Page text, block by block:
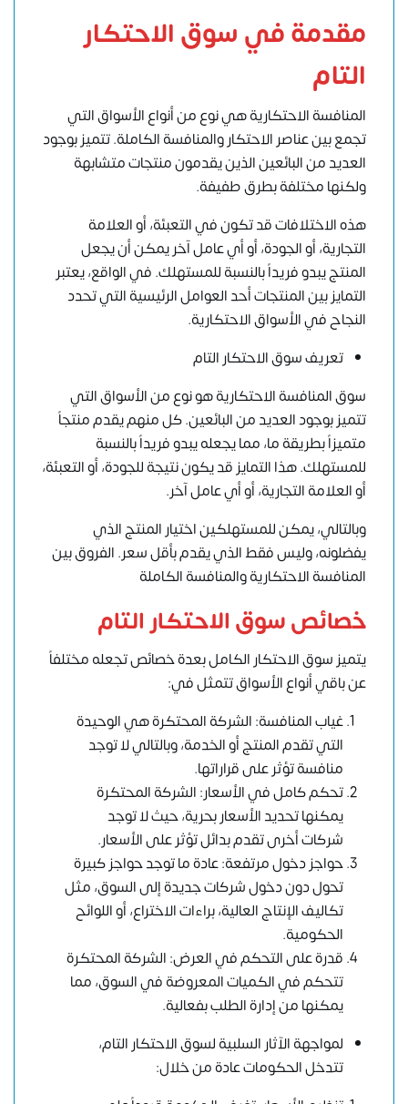
مقدمة في سوق الاحتكار
التام
المنافسة الاحتكارية هي نوع من أنواع الأسواق التي
تجمع بين عناصر الاحتكار والمنافسة الكاملة. تتميز بوجود
العديد من البائعين الذين يقدمون منتجات متشابهة
ولكنها مختلفة بطرق طفيفة.
هذه الاختلافات قد تكون في التعبئة، أو العلامة
التجارية، أو الجودة، أو أي عامل آخر يمكن أن يجعل
المنتج يبدو فريداً بالنسبة للمستهلك. في الواقع، يعتبر
التمايز بين المنتجات أحد العوامل الرئيسية التي تحدد
النجاح في الأسواق الاحتكارية.
تعريف سوق الاحتكار التام
سوق المنافسة الاحتكارية هو نوع من الأسواق التي
تتميز بوجود العديد من البائعين. كل منهم يقدم منتجاً
متميزاً بطريقة ما، مما يجعله يبدو فريداً بالنسبة
للمستهلك. هذا التمايز قد يكون نتيجة للجودة، أو التعبئة،
أو العلامة التجارية، أو أي عامل آخر.
وبالتالي، يمكن للمستهلكين اختيار المنتج الذي
يفضلونه، وليس فقط الذي يقدم بأقل سعر. الفروق بين
المنافسة الاحتكارية والمنافسة الكاملة
خصائص سوق الاحتكار التام
يتميز سوق الاحتكار الكامل بعدة خصائص تجعله مختلفاً
عن باقي أنواع الأسواق تتمثل في:
غياب المنافسة: الشركة المحتكرة هي الوحيدة
التي تقدم المنتج أو الخدمة، وبالتالي لا توجد
منافسة تؤثر على قراراتها.
تحكم كامل في الأسعار: الشركة المحتكرة
يمكنها تحديد الأسعار بحرية، حيث لا توجد
شركات أخرى تقدم بدائل تؤثر على الأسعار.
حواجز دخول مرتفعة: عادة ما توجد حواجز كبيرة
تحول دون دخول شركات جديدة إلى السوق، مثل
تكاليف الإنتاج العالية، براءات الاختراع، أو اللوائح
الحكومية.
قدرة على التحكم في العرض: الشركة المحتكرة
تتحكم في الكميات المعروضة في السوق، مما
يمكنها من إدارة الطلب بفعالية.
لمواجهة الآثار السلبية لسوق الاحتكار التام،
تتدخل الحكومات عادة من خلال: